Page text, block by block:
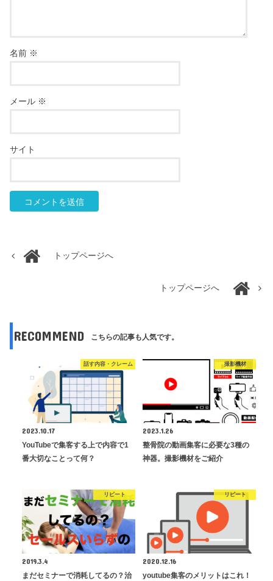
名前 ※
メール ※
サイト
トップページへ
トップページへ
RECOMMEND こちらの記事も人気です。
話す内容・クレーム
2023.10.17
YouTubeで集客する上で内容で1
番大切なことって何？
撮影機材
2023.1.26
整骨院の動画集客に必要な3種の
神器。撮影機材をご紹介
リピート
2019.3.4
まだセミナーで消耗してるの？治
リピート
2020.12.16
youtube集客のメリットはこれ！